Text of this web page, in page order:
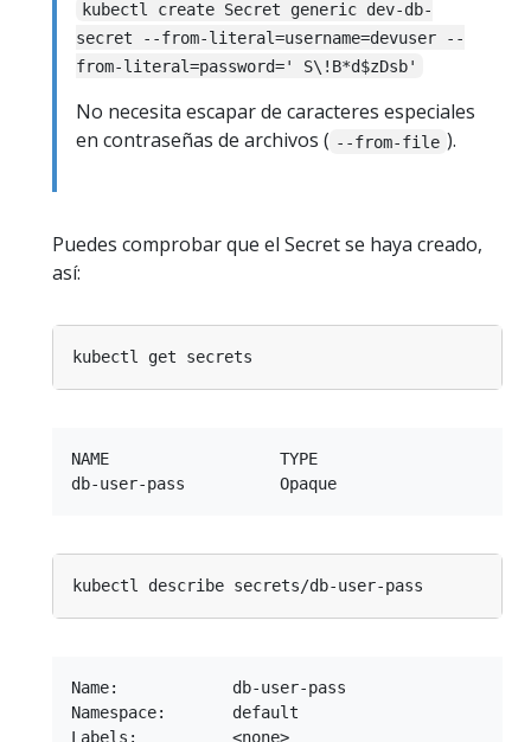
kubectl create Secret generic dev-db-
secret --from-literal=username=devuser --
from-literal=password=' S\!B*d$zDsb'
No necesita escapar de caracteres especiales
en contraseñas de archivos ( --from-file ).
Puedes comprobar que el Secret se haya creado,
así:
NAME                  TYPE
Name:            db-user-pass
Namespace:       default
Labels:          <none>